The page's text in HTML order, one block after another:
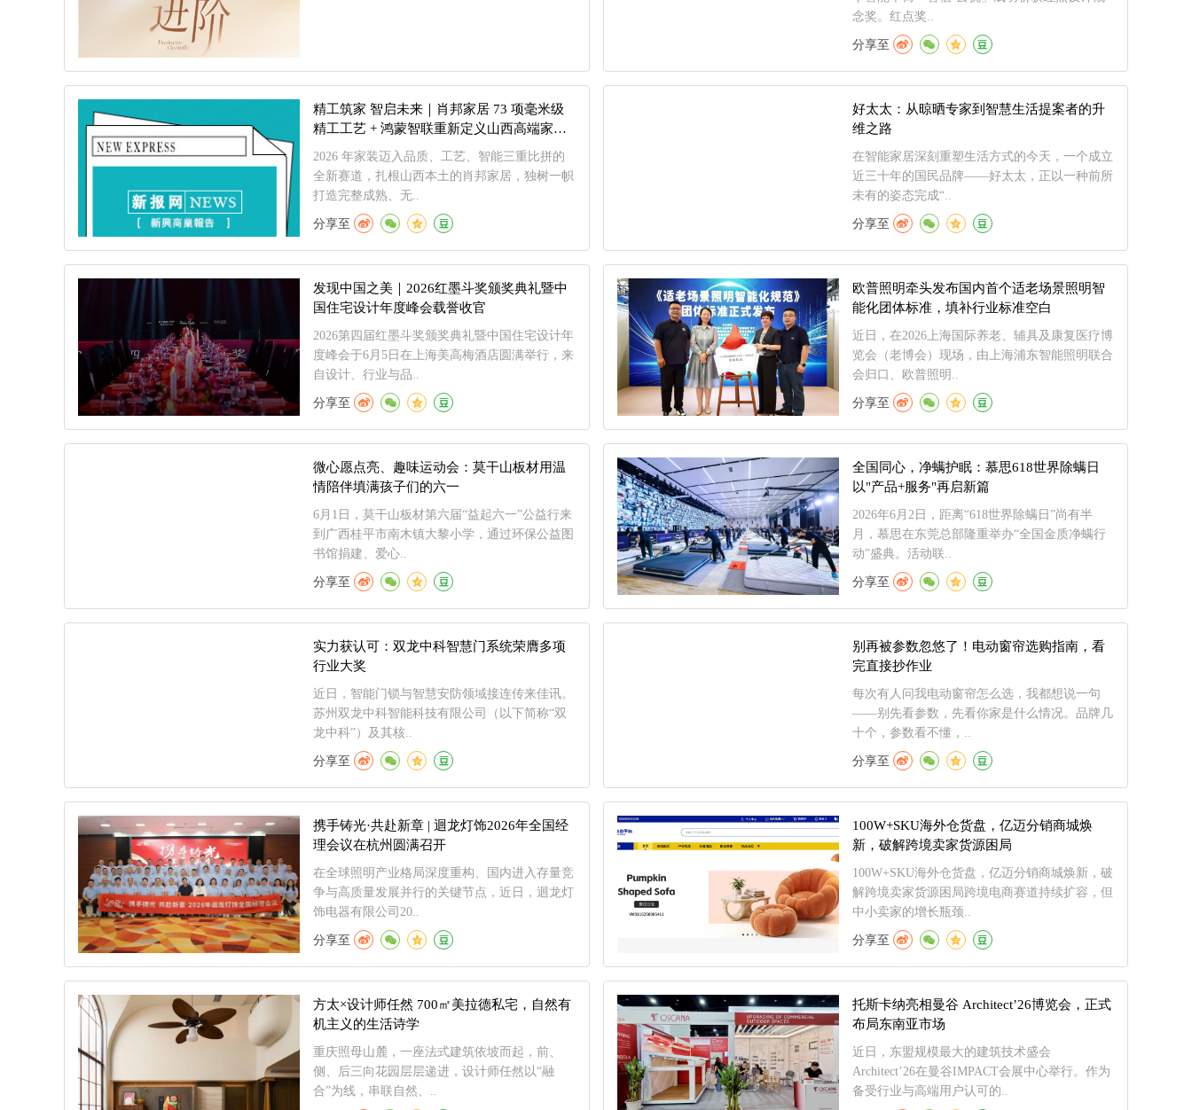
念奖。红点奖..
分享至
精工筑家 智启未来｜肖邦家居 73 项毫米级
精工工艺 + 鸿蒙智联重新定义山西高端家装
2026 年家装迈入品质、工艺、智能三重比拼的
全新赛道，扎根山西本土的肖邦家居，独树一帜
打造完整成熟、无..
分享至
好太太：从晾晒专家到智慧生活提案者的升
维之路
在智能家居深刻重塑生活方式的今天，一个成立
近三十年的国民品牌——好太太，正以一种前所
未有的姿态完成“..
分享至
发现中国之美｜2026红墨斗奖颁奖典礼暨中
国住宅设计年度峰会载誉收官
2026第四届红墨斗奖颁奖典礼暨中国住宅设计年
度峰会于6月5日在上海美高梅酒店圆满举行，来
自设计、行业与品..
分享至
欧普照明牵头发布国内首个适老场景照明智
能化团体标准，填补行业标准空白
近日，在2026上海国际养老、辅具及康复医疗博
览会（老博会）现场，由上海浦东智能照明联合
会归口、欧普照明..
分享至
微心愿点亮、趣味运动会：莫干山板材用温
情陪伴填满孩子们的六一
6月1日，莫干山板材第六届“益起六一”公益行来
到广西桂平市南木镇大黎小学，通过环保公益图
书馆捐建、爱心..
分享至
全国同心，净螨护眠：慕思618世界除螨日
以"产品+服务"再启新篇
2026年6月2日，距离“618世界除螨日”尚有半
月，慕思在东莞总部隆重举办“全国金质净螨行
动”盛典。活动联..
分享至
实力获认可：双龙中科智慧门系统荣膺多项
行业大奖
近日，智能门锁与智慧安防领域接连传来佳讯。
苏州双龙中科智能科技有限公司（以下简称“双
龙中科”）及其核..
分享至
别再被参数忽悠了！电动窗帘选购指南，看
完直接抄作业
每次有人问我电动窗帘怎么选，我都想说一句
——别先看参数，先看你家是什么情况。品牌几
十个，参数看不懂，..
分享至
携手铸光·共赴新章 | 迴龙灯饰2026年全国经
理会议在杭州圆满召开
在全球照明产业格局深度重构、国内进入存量竞
争与高质量发展并行的关键节点，近日，迴龙灯
饰电器有限公司20..
分享至
100W+SKU海外仓货盘，亿迈分销商城焕
新，破解跨境卖家货源困局
100W+SKU海外仓货盘，亿迈分销商城焕新，破
解跨境卖家货源困局跨境电商赛道持续扩容，但
中小卖家的增长瓶颈..
分享至
方太×设计师任然 700㎡美拉德私宅，自然有
机主义的生活诗学
重庆照母山麓，一座法式建筑依坡而起，前、
侧、后三向花园层层递进，设计师任然以“融
合”为线，串联自然、..
托斯卡纳亮相曼谷 Architect’26博览会，正式
布局东南亚市场
近日，东盟规模最大的建筑技术盛会
Architect’26在曼谷IMPACT会展中心举行。作为
备受行业与高端用户认可的..